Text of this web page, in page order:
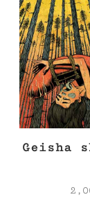
Geisha